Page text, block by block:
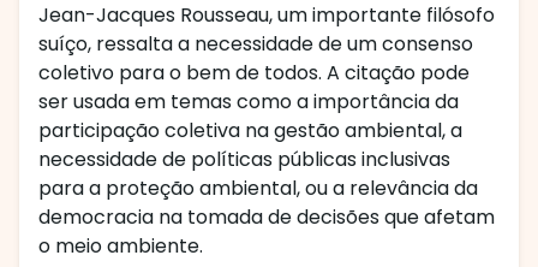
Jean-Jacques Rousseau, um importante filósofo
suíço, ressalta a necessidade de um consenso
coletivo para o bem de todos. A citação pode
ser usada em temas como a importância da
participação coletiva na gestão ambiental, a
necessidade de políticas públicas inclusivas
para a proteção ambiental, ou a relevância da
democracia na tomada de decisões que afetam
o meio ambiente.